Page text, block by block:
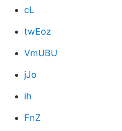
cL
twEoz
VmUBU
jJo
ih
FnZ